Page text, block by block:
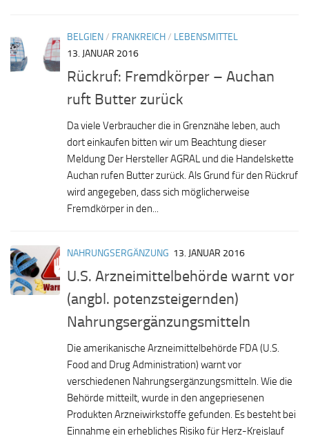
BELGIEN/ FRANKREICH/ LEBENSMITTEL
13. JANUAR 2016
Rückruf: Fremdkörper – Auchan
ruft Butter zurück
Da viele Verbraucher die in Grenznähe leben, auch
dort einkaufen bitten wir um Beachtung dieser
Meldung Der Hersteller AGRAL und die Handelskette
Auchan rufen Butter zurück. Als Grund für den Rückruf
wird angegeben, dass sich möglicherweise
Fremdkörper in den...
NAHRUNGSERGÄNZUNG 13. JANUAR 2016
U.S. Arzneimittelbehörde warnt vor
(angbl. potenzsteigernden)
Nahrungsergänzungsmitteln
Die amerikanische Arzneimittelbehörde FDA (U.S.
Food and Drug Administration) warnt vor
verschiedenen Nahrungsergänzungsmitteln. Wie die
Behörde mitteilt, wurde in den angepriesenen
Produkten Arzneiwirkstoffe gefunden. Es besteht bei
Einnahme ein erhebliches Risiko für Herz-Kreislauf